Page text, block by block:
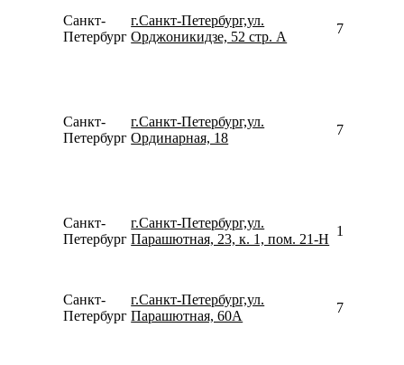
Санкт-
Петербург
г.Санкт-Петербург,ул.
Орджоникидзе, 52 стр. А
Санкт-
Петербург
г.Санкт-Петербург,ул.
Ординарная, 18
Санкт-
Петербург
г.Санкт-Петербург,ул.
Парашютная, 23, к. 1, пом. 21-Н
Санкт-
Петербург
г.Санкт-Петербург,ул.
Парашютная, 60А